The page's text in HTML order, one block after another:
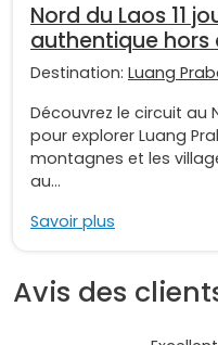
Nord du Laos 11
authentique hors
Destination: Luang
Découvrez le circuit au
pour explorer Luang
montagnes et les
au...
Savoir plus
Avis des